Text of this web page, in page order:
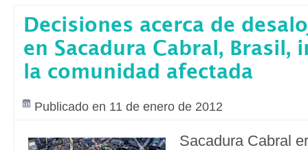
Decisiones acerca de
en Sacadura Cabral, Brasil,
la comunidad afectada
Publicado en 11 de enero de 2012
Sacadura Cabral